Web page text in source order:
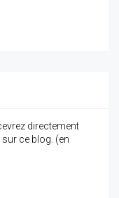
directement
ce blog. (en